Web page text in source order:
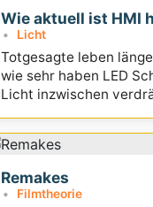
Wie aktuell ist HMI
Licht
Totgesagte leben
wie sehr haben LED
Licht inzwischen
Remakes
Filmtheorie